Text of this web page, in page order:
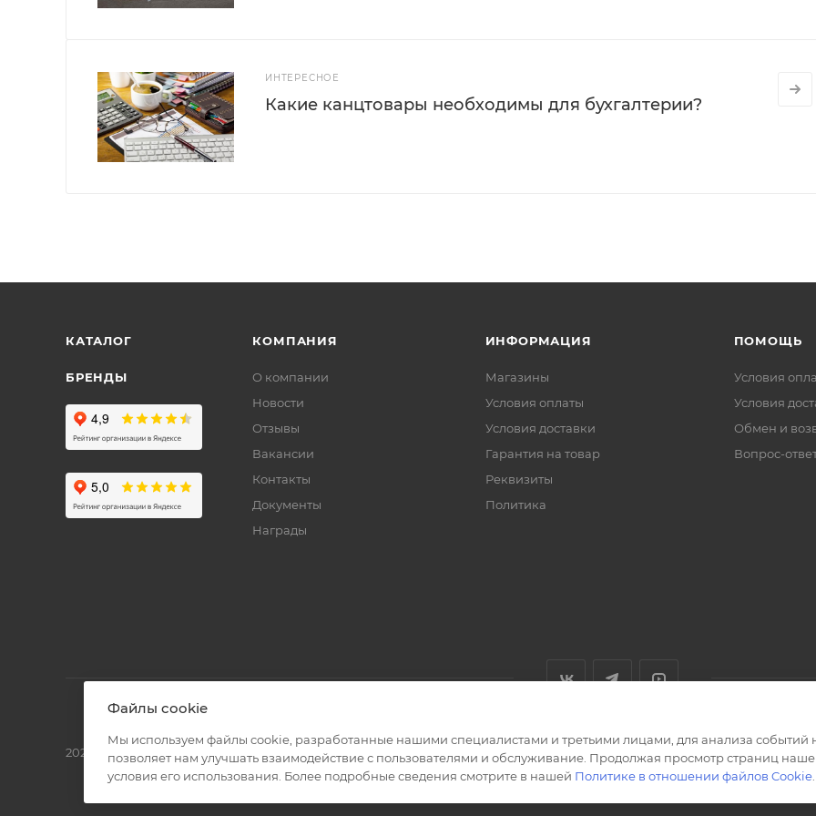
ИНТЕРЕСНОЕ
Какие канцтовары необходимы для бухгалтерии?
КАТАЛОГ
БРЕНДЫ
КОМПАНИЯ
О компании
Новости
Отзывы
Вакансии
Контакты
Документы
Награды
ИНФОРМАЦИЯ
Магазины
Условия оплаты
Условия доставки
Гарантия на товар
Реквизиты
Политика
ПОМОЩЬ
Условия
Условия
Обмен и
Вопрос-
2026 © Полиграф кит - интернет-магазин
Файлы cookie
Мы используем файлы cookie, разработанные нашими специалистами и третьими лицами, для анализа событий
позволяет нам улучшать взаимодействие с пользователями и обслуживание. Продолжая просмотр страниц
условия его использования. Более подробные сведения смотрите в нашей Политике в отношении файлов Cookie